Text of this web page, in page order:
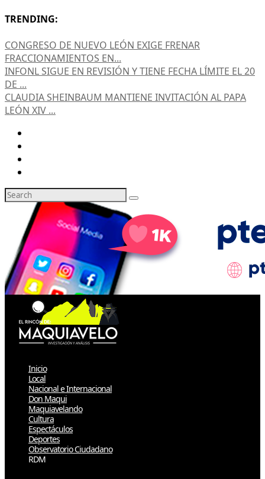
TRENDING:
CONGRESO DE NUEVO LEÓN EXIGE FRENAR
FRACCIONAMIENTOS EN...
INFONL SIGUE EN REVISIÓN Y TIENE FECHA LÍMITE EL 20
DE ...
CLAUDIA SHEINBAUM MANTIENE INVITACIÓN AL PAPA
LEÓN XIV ...
Inicio
Local
Nacional e Internacional
Don Maqui
Maquiavelando
Cultura
Espectáculos
Deportes
Observatorio Ciudadano
RDM